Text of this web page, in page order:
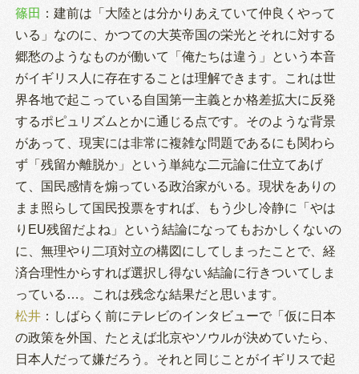
篠田 ：建前は「大陸とは分かりあえていて仲良くやって
いる」なのに、かつての大英帝国の栄光とそれに対する
郷愁のようなものが働いて「俺たちは違う」という本音
がイギリス人に存在することは理解できます。これは世
界各地で起こっている自国第一主義とか格差拡大に反発
するポピュリズムとかに通じる点です。そのような背景
があって、現実には非常に複雑な問題であるにも関わら
ず「残留か離脱か」という単純な二元論に仕立てあげ
て、国民感情を煽っている政治家がいる。現状をありの
まま照らして国民投票をすれば、もう少し冷静に「やは
りEU残留だよね」という結論になってもおかしくないの
に、無理やり二項対立の構図にしてしまったことで、経
済合理性からすれば選択し得ない結論に行きついてしま
っている…。これは残念な結果だと思います。
松井：しばらく前にテレビのインタビューで「仮に日本
の政策を外国、たとえば北京やソウルが決めていたら、
日本人だって嫌だろう。それと同じことがイギリスで起